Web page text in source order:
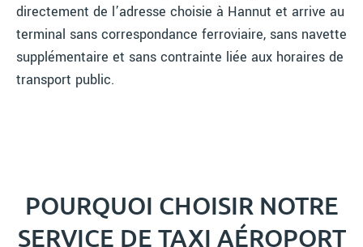
directement de l’adresse choisie à Hannut et arrive au
terminal sans correspondance ferroviaire, sans navette
supplémentaire et sans contrainte liée aux horaires de
transport public.
POURQUOI CHOISIR NOTRE
SERVICE DE TAXI AÉROPORT